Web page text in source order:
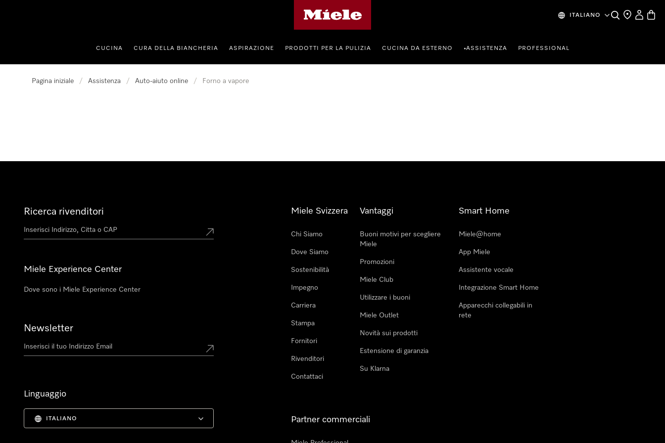
ITALIANO CercaRicerca
Il mio
CUCINA CURA DELLA BIANCHERIA ASPIRAZIONE PRODOTTI PER LA PULIZIA CUCINA DA ESTERNO •ASSISTENZA PROFESSIONAL
Pagina iniziale / Assistenza / Auto-aiuto online / Forno a vapore
Ricerca rivenditori
Miele Experience Center
Dove sono i Miele Experience Center
Newsletter
Linguaggio
ITALIANO
Miele Svizzera
Chi Siamo
Dove Siamo
Sostenibilità
Impegno
Carriera
Stampa
Fornitori
Rivenditori
Contattaci
Vantaggi
Buoni motivi per scegliere
Miele
Promozioni
Miele Club
Utilizzare i buoni
Miele Outlet
Novità sui prodotti
Estensione di garanzia
Su Klarna
Smart Home
Miele@home
App Miele
Assistente vocale
Integrazione Smart Home
Apparecchi collegabili in
rete
Partner commerciali